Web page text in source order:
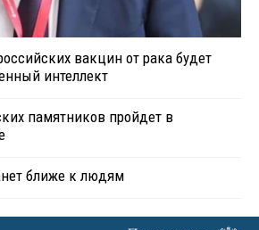
вакцин от рака будет
интеллект
памятников пройдет в
ближе к людям